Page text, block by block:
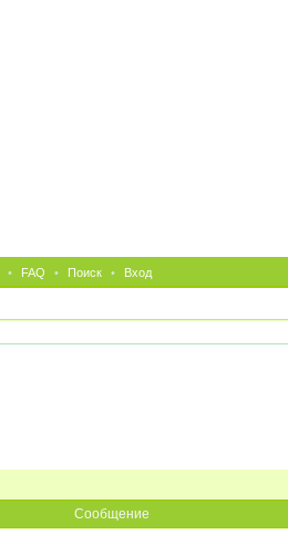
• FAQ • Поиск • Вход
Сообщение